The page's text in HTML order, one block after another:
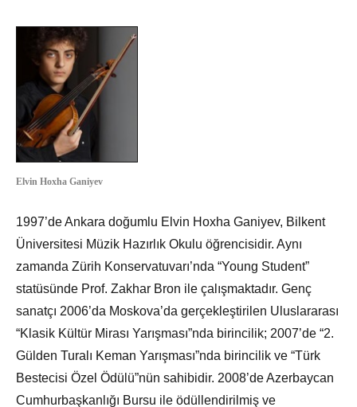
Elvin Hoxha Ganiyev
1997’de Ankara doğumlu Elvin Hoxha Ganiyev, Bilkent
Üniversitesi Müzik Hazırlık Okulu öğrencisidir. Aynı
zamanda Zürih Konservatuvarı’nda “Young Student”
statüsünde Prof. Zakhar Bron ile çalışmaktadır. Genç
sanatçı 2006’da Moskova’da gerçekleştirilen Uluslararası
“Klasik Kültür Mirası Yarışması”nda birincilik; 2007’de “2.
Gülden Turalı Keman Yarışması”nda birincilik ve “Türk
Bestecisi Özel Ödülü”nün sahibidir. 2008’de Azerbaycan
Cumhurbaşkanlığı Bursu ile ödüllendirilmiş ve